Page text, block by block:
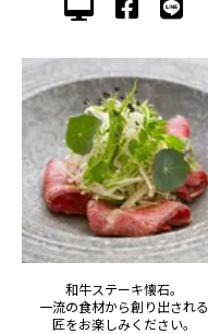
和牛ステーキ懐石。
一流の食材から創り出される
匠をお楽しみください。